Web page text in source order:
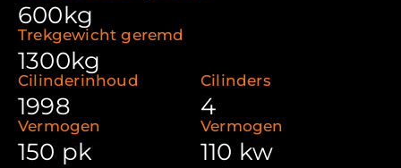
600kg
Trekgewicht geremd
1300kg
Cilinderinhoud
1998
Cilinders
4
Vermogen
150 pk
Vermogen
110 kw